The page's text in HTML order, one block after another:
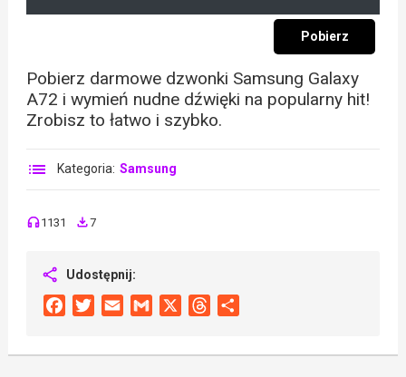
Pobierz
Pobierz darmowe dzwonki Samsung Galaxy
A72 i wymień nudne dźwięki na popularny hit!
Zrobisz to łatwo i szybko.
Kategoria: Samsung
1131 7
Udostępnij:
FacebookTwitterEmail Gmail Threads